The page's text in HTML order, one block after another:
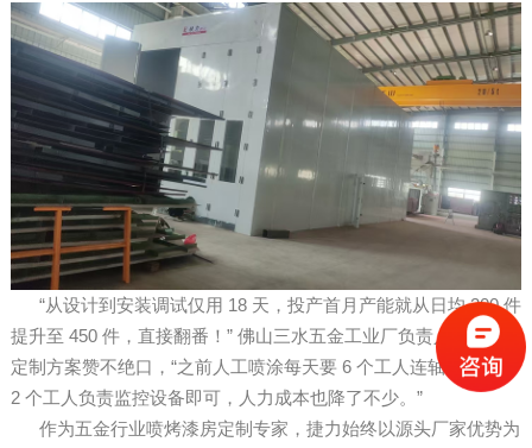
“从设计到安装调试仅用 18 天，投产首月产能就从日均 200 件
提升至 450 件，直接翻番！” 佛山三水五金工业厂负责人对捷力
定制方案赞不绝口，“之前人工喷涂每天要 6 个工人连轴转，现在
2 个工人负责监控设备即可，人力成本也降了不少。”
作为五金行业喷烤漆房定制专家，捷力始终以源头厂家优势为